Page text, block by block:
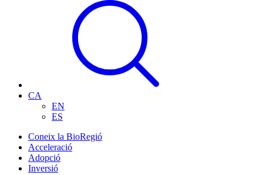
CA
EN
ES
Coneix la BioRegió
Acceleració
Adopció
Inversió